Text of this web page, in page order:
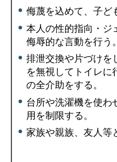
侮蔑を込めて、子ど
本人の性的指向・ジ
侮辱的な言動を行う。
排泄交換や片づけを
を無視してトイレに
の全介助をする。
台所や洗濯機を使わ
用を制限する。
家族や親族、友人等